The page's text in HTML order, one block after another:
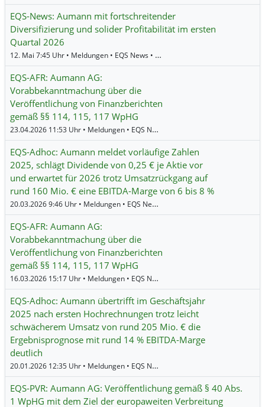
EQS-News: Aumann mit fortschreitender
Diversifizierung und solider Profitabilität im ersten
Quartal 2026
12. Mai 7:45 Uhr • Meldungen • EQS News •
Aumann
EQS-AFR: Aumann AG:
Vorabbekanntmachung über die
Veröffentlichung von Finanzberichten
gemäß §§ 114, 115, 117 WpHG
23.04.2026 11:53 Uhr • Meldungen • EQS News •
EQS-Adhoc: Aumann meldet vorläufige Zahlen
2025, schlägt Dividende von 0,25 € je Aktie vor
und erwartet für 2026 trotz Umsatzrückgang auf
rund 160 Mio. € eine EBITDA-Marge von 6 bis 8 %
20.03.2026 9:46 Uhr • Meldungen • EQS News •
EQS-AFR: Aumann AG:
Vorabbekanntmachung über die
Veröffentlichung von Finanzberichten
gemäß §§ 114, 115, 117 WpHG
16.03.2026 15:17 Uhr • Meldungen • EQS News •
EQS-Adhoc: Aumann übertrifft im Geschäftsjahr
2025 nach ersten Hochrechnungen trotz leicht
schwächerem Umsatz von rund 205 Mio. € die
Ergebnisprognose mit rund 14 % EBITDA-Marge
deutlich
20.01.2026 12:35 Uhr • Meldungen • EQS News •
EQS-PVR: Aumann AG: Veröffentlichung gemäß § 40 Abs.
1 WpHG mit dem Ziel der europaweiten Verbreitung